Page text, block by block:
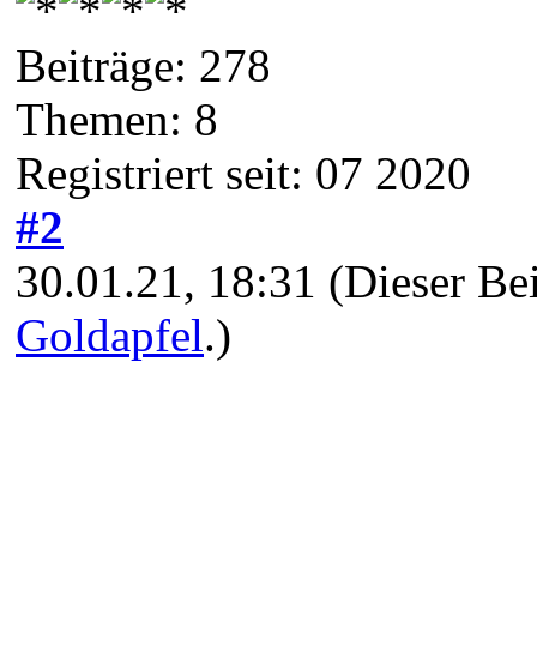
Beiträge: 278
Themen: 8
Registriert seit: 07 2020
#2
30.01.21, 18:31 (Dieser
Goldapfel.)